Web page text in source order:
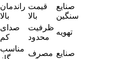
راندمان
بالا
قیمت
بالا
صنایع
سنگین
صدای
کم
ظرفیت
محدود
تهویه
مناسب
مصرف صنایع